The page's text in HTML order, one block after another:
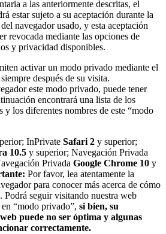
a las anteriormente descritas, el
estar sujeto a su aceptación durante la
navegador usado, y esta aceptación
revocada mediante las opciones de
y privacidad disponibles.
activar un modo privado mediante el
después de su visita.
este modo privado, puede tener
encontrará una lista de los
y los diferentes nombres de este “modo
InPrivate Safari 2 y superior;
10.5 y superior; Navegación Privada
Privada Google Chrome 10 y
Por favor, lea atentamente la
para conocer más acerca de cómo
Podrá seguir visitando nuestra web
“modo privado”, si bien, su
puede no ser óptima y algunas
correctamente.